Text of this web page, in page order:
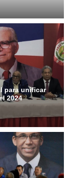
para unificar
2024